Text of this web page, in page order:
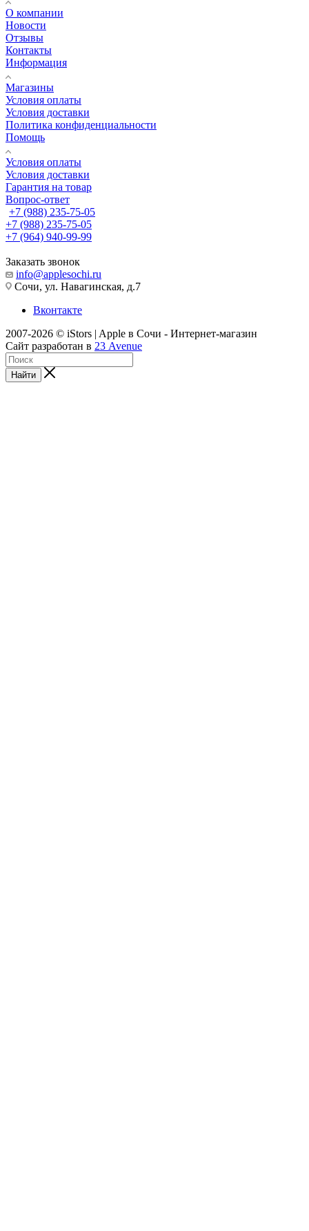
О компании
Новости
Отзывы
Контакты
Информация
Магазины
Условия оплаты
Условия доставки
Политика конфиденциальности
Помощь
Условия оплаты
Условия доставки
Гарантия на товар
Вопрос-ответ
+7 (988) 235-75-05
+7 (988) 235-75-05
+7 (964) 940-99-99
Заказать звонок
info@applesochi.ru
Сочи, ул. Навагинская, д.7
Вконтакте
2007-2026 © iStors | Apple в Сочи - Интернет-магазин
Сайт разработан в 23 Avenue
Найти